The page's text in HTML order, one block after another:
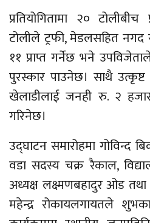
प्रतियोगितामा २०
टोलीले ट्रफी, मेडलसहित
११ प्राप्त गर्नेछ भने
पुरस्कार पाउनेछ। साथै उत्कृष्ट
खेलाडीलाई जनही रु. २
गरिनेछ।
उद्घाटन समारोहमा गोविन्द
वडा सदस्य चक्र रैकाल,
अध्यक्ष लक्ष्मणबहादुर ओड
महेन्द्र रोकायलगायतले